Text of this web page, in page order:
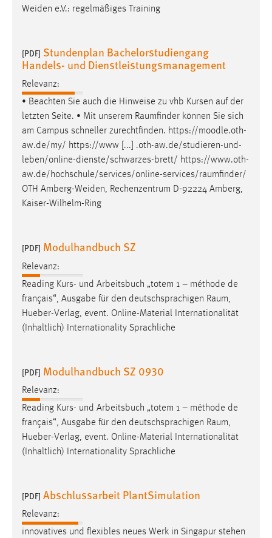
Weiden e.V.: regelmäßiges Training
[PDF] Stundenplan Bachelorstudiengang
Handels- und Dienstleistungsmanagement
Relevanz:
• Beachten Sie auch die Hinweise zu vhb Kursen auf der
letzten Seite. • Mit unserem Raumfinder können Sie sich
am Campus schneller zurechtfinden. https://moodle.oth-
aw.de/my/ https://www [...] .oth-aw.de/studieren-und-
leben/online-dienste/schwarzes-brett/ https://www.oth-
aw.de/hochschule/services/online-services/raumfinder/
OTH Amberg-Weiden, Rechenzentrum D-92224 Amberg,
Kaiser-Wilhelm-Ring
[PDF] Modulhandbuch SZ
Relevanz:
Reading Kurs- und Arbeitsbuch „totem 1 – méthode de
français“, Ausgabe für den deutschsprachigen Raum,
Hueber-Verlag, event. Online-Material Internationalität
(Inhaltlich) Internationality Sprachliche
[PDF] Modulhandbuch SZ 0930
Relevanz:
Reading Kurs- und Arbeitsbuch „totem 1 – méthode de
français“, Ausgabe für den deutschsprachigen Raum,
Hueber-Verlag, event. Online-Material Internationalität
(Inhaltlich) Internationality Sprachliche
[PDF] Abschlussarbeit PlantSimulation
Relevanz:
innovatives und flexibles neues Werk in Singapur stehen